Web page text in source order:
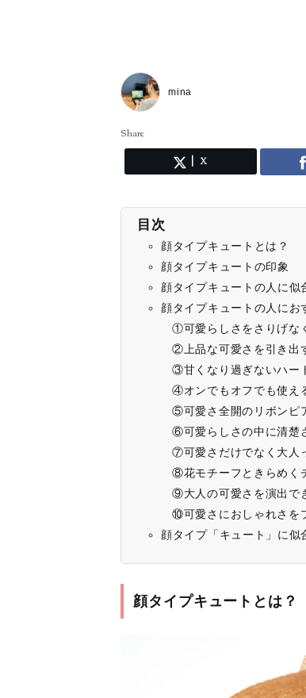
mina
Share
X
目次
顔タイプキュートとは？
顔タイプキュートの印象
顔タイプキュートの人に似
顔タイプキュートの人にお
①可愛らしさをさりげな
②上品な可愛さを引き出
③甘くなり過ぎないハー
④オンでもオフでも使え
⑤可愛さ全開のリボンピ
⑥可愛らしさの中に清楚
⑦可愛さだけでなく大人
⑧花モチーフときらめく
⑨大人の可愛さを演出で
⑩可愛さにおしゃれさを
顔タイプ「キュート」に似
顔タイプキュートとは？